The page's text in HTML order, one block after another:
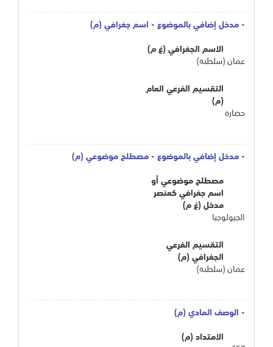
- مدخل إضافي بالموضوع - اسم جغرافي (م)
الاسم الجغرافي (غ م)
عمان (سلطنة)
التقسيم الفرعي العام
(م)
حضارة
- مدخل إضافي بالموضوع - مصطلح موضوعي (م)
مصطلح موضوعي أو
اسم جغرافي كعنصر
مدخل (غ م)
الجيولوجيا
التقسيم الفرعي
الجغرافي (م)
عمان (سلطنة)
- الوصف المادي (م)
الامتداد (م)